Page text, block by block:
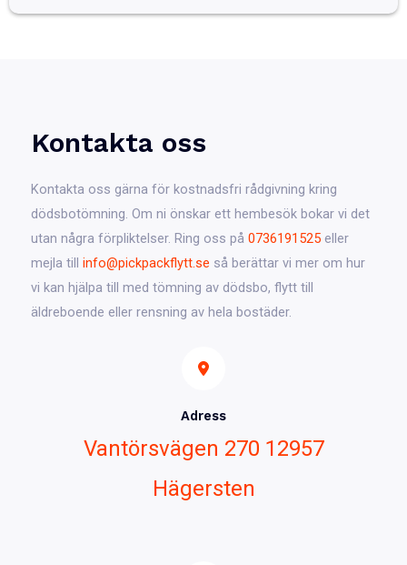
Kontakta oss
Kontakta oss gärna för kostnadsfri rådgivning kring
dödsbotömning. Om ni önskar ett hembesök bokar vi det
utan några förpliktelser. Ring oss på 0736191525 eller
mejla till info@pickpackflytt.se så berättar vi mer om hur
vi kan hjälpa till med tömning av dödsbo, flytt till
äldreboende eller rensning av hela bostäder.
Adress
Vantörsvägen 270 12957
Hägersten